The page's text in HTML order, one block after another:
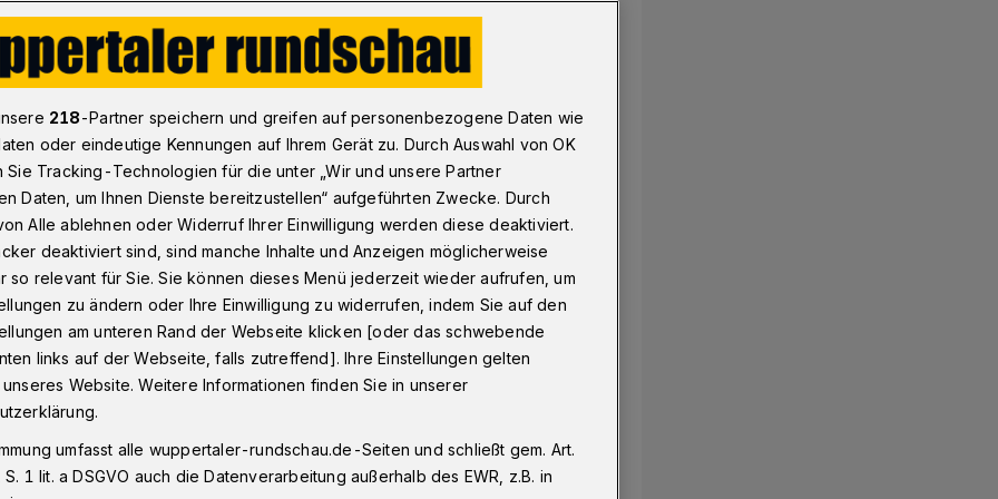
keine Frage des Alters
keine Frage des
haben auch Senioren ihre Freude.
Erfolg in der Königsdisziplin der
sitzen dabei meist 20- bis 30-Jährige.
218-Partner speichern und greifen auf personenbezogene Daten wie
oder eindeutige Kennungen auf Ihrem Gerät zu. Durch Auswahl von OK
Sie Tracking-Technologien für die unter „Wir und unsere Partner
Daten, um Ihnen Dienste bereitzustellen“ aufgeführten Zwecke. Durch
Alle ablehnen oder Widerruf Ihrer Einwilligung werden diese deaktiviert.
deaktiviert sind, sind manche Inhalte und Anzeigen möglicherweise
so relevant für Sie. Sie können dieses Menü jederzeit wieder aufrufen, um
zu ändern oder Ihre Einwilligung zu widerrufen, indem Sie auf den
am unteren Rand der Webseite klicken [oder das schwebende
links auf der Webseite, falls zutreffend]. Ihre Einstellungen gelten
Website. Weitere Informationen finden Sie in unserer
umfasst alle wuppertaler-rundschau.de-Seiten und schließt gem. Art.
1 lit. a DSGVO auch die Datenverarbeitung außerhalb des EWR, z.B. in